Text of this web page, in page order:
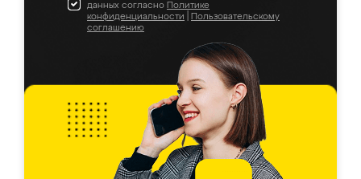
данных согласно Политике
конфиденциальности
Пользовательскому
соглашению